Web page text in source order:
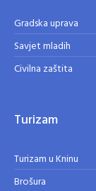
Gradska uprava
Savjet mladih
Civilna zaštita
Turizam
Turizam u Kninu
Brošura